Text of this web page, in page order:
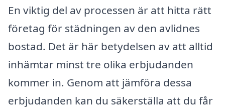
En viktig del av processen är att hitta rätt
företag för städningen av den avlidnes
bostad. Det är här betydelsen av att alltid
inhämtar minst tre olika erbjudanden
kommer in. Genom att jämföra dessa
erbjudanden kan du säkerställa att du får